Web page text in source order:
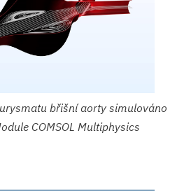
břišní aorty simulováno
COMSOL Multiphysics